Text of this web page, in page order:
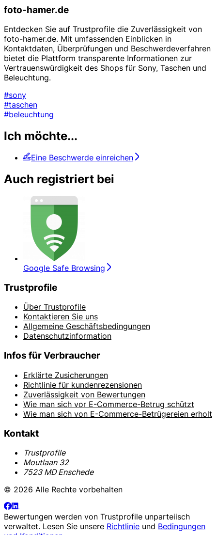
foto-hamer.de
Entdecken Sie auf Trustprofile die Zuverlässigkeit von
foto-hamer.de. Mit umfassenden Einblicken in
Kontaktdaten, Überprüfungen und Beschwerdeverfahren
bietet die Plattform transparente Informationen zur
Vertrauenswürdigkeit des Shops für Sony, Taschen und
Beleuchtung.
#sony
#taschen
#beleuchtung
Ich möchte...
Eine Beschwerde einreichen
Auch registriert bei
Google Safe Browsing
Trustprofile
Über Trustprofile
Kontaktieren Sie uns
Allgemeine Geschäftsbedingungen
Datenschutzinformation
Infos für Verbraucher
Erklärte Zusicherungen
Richtlinie für kundenrezensionen
Zuverlässigkeit von Bewertungen
Wie man sich vor E-Commerce-Betrug schützt
Wie man sich von E-Commerce-Betrügereien erholt
Kontakt
Trustprofile
Moutlaan 32
7523 MD Enschede
© 2026 Alle Rechte vorbehalten
Bewertungen werden von Trustprofile unparteiisch
verwaltet. Lesen Sie unsere Richtlinie und Bedingungen